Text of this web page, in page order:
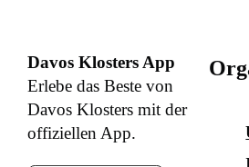
Davos Klosters App
Erlebe das Beste von
Davos Klosters mit der
offiziellen App.